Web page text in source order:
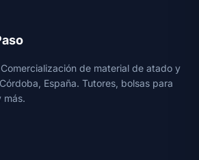
de material de atado y
España. Tutores, bolsas para
más.